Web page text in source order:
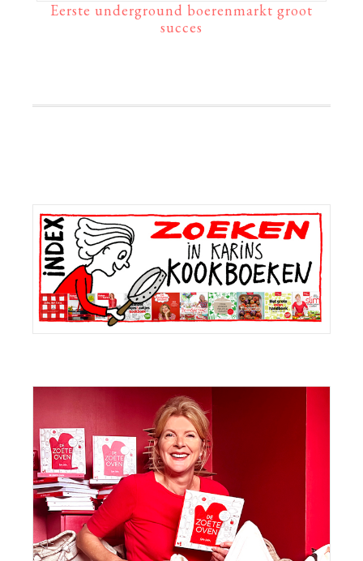
Eerste underground boerenmarkt groot
succes
Primaire
Sidebar